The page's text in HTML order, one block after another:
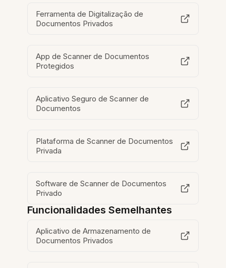
Ferramenta de Digitalização de
Documentos Privados
App de Scanner de Documentos
Protegidos
Aplicativo Seguro de Scanner de
Documentos
Plataforma de Scanner de Documentos
Privada
Software de Scanner de Documentos
Privado
Funcionalidades Semelhantes
Aplicativo de Armazenamento de
Documentos Privados